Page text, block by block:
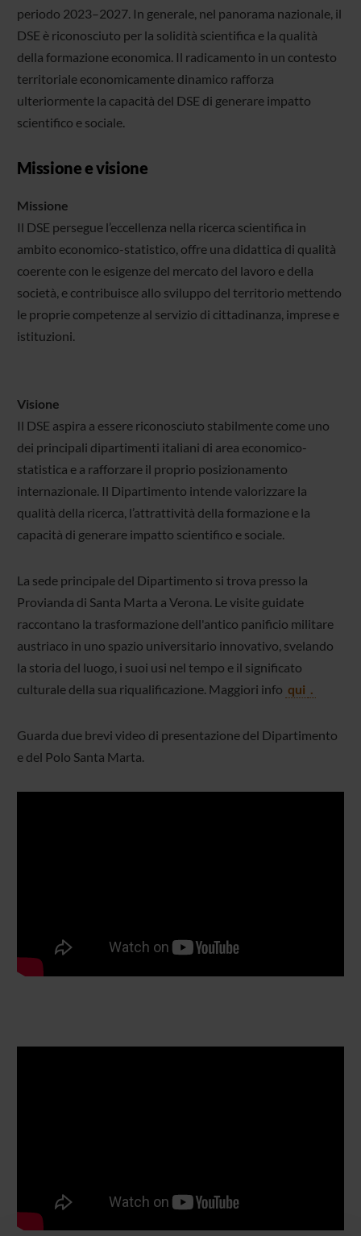
periodo 2023–2027. In generale, nel panorama nazionale, il
DSE è riconosciuto per la solidità scientifica e la qualità
della formazione economica. Il radicamento in un contesto
territoriale economicamente dinamico rafforza
ulteriormente la capacità del DSE di generare impatto
scientifico e sociale.
Missione e visione
Missione
Il DSE persegue l’eccellenza nella ricerca scientifica in
ambito economico-statistico, offre una didattica di qualità
coerente con le esigenze del mercato del lavoro e della
società, e contribuisce allo sviluppo del territorio mettendo
le proprie competenze al servizio di cittadinanza, imprese e
istituzioni.
Visione
Il DSE aspira a essere riconosciuto stabilmente come uno
dei principali dipartimenti italiani di area economico-
statistica e a rafforzare il proprio posizionamento
internazionale. Il Dipartimento intende valorizzare la
qualità della ricerca, l’attrattività della formazione e la
capacità di generare impatto scientifico e sociale.
La sede principale del Dipartimento si trova presso la
Provianda di Santa Marta a Verona. Le visite guidate
raccontano la trasformazione dell'antico panificio militare
austriaco in uno spazio universitario innovativo, svelando
la storia del luogo, i suoi usi nel tempo e il significato
culturale della sua riqualificazione. Maggiori info qui .
Guarda due brevi video di presentazione del Dipartimento
e del Polo Santa Marta.